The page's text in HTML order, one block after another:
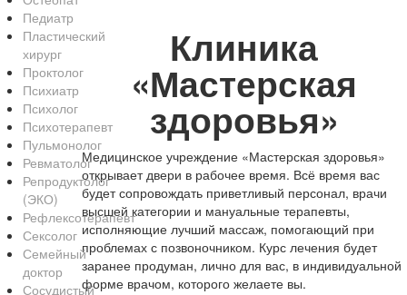
Клиника
«Мастерская
здоровья»
Медицинское учреждение «Мастерская здоровья»
открывает двери в рабочее время. Всё время вас
будет сопровождать приветливый персонал, врачи
высшей категории и мануальные терапевты,
исполняющие лучший массаж, помогающий при
проблемах с позвоночником. Курс лечения будет
заранее продуман, лично для вас, в индивидуальной
форме врачом, которого желаете вы.
Педиатр
Пластический
хирург
Проктолог
Психиатр
Психолог
Психотерапевт
Пульмонолог
Ревматолог
Репродуктолог
(ЭКО)
Рефлексотерапевт
Сексолог
Семейный
доктор
Сосудистый